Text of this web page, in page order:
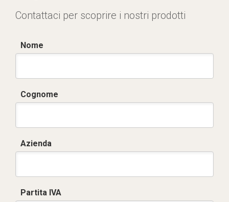
Contattaci per scoprire i nostri prodotti
Nome
Cognome
Azienda
Partita IVA